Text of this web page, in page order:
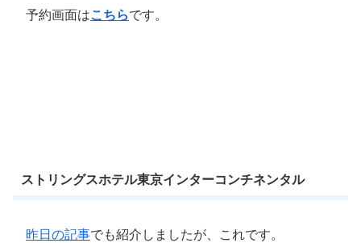
予約画面はこちらです。
ストリングスホテル東京インターコンチネンタル
昨日の記事でも紹介しましたが、これです。